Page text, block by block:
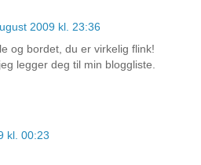
2009 kl. 23:36
og bordet, du er virkelig flink!
legger deg til min bloggliste.
kl. 00:23